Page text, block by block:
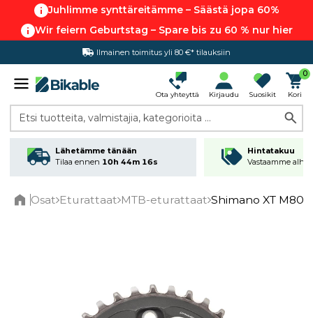
Juhlimme synttäreitämme – Säästä jopa 60%
Wir feiern Geburtstag – Spare bis zu 60 % nur hier
Ilmainen toimitus yli 80 €* tilauksiin
Ota yhteyttä Kirjaudu Suosikit
0
Kori
Etsi tuotteita, valmistajia, kategorioita ...
Lähetämme tänään
Tilaa ennen 10h 44m 16s
Hintatakuu
Vastaamme
Osat Eturattaat MTB-eturattaat Shimano XT